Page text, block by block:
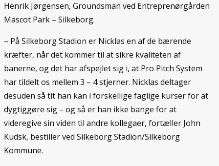
Henrik Jørgensen, Groundsman ved Entreprenørgården
Mascot Park – Silkeborg.
– På Silkeborg Stadion er Nicklas en af de bærende
kræfter, når det kommer til at sikre kvaliteten af
banerne, og det har afspejlet sig i, at Pro Pitch System
har tildelt os mellem 3 – 4 stjerner. Nicklas deltager
desuden så tit han kan i forskellige faglige kurser for at
dygtiggøre sig – og så er han ikke bange for at
videregive sin viden til andre kollegaer, fortæller John
Kudsk, bestiller ved Silkeborg Stadion/Silkeborg
Kommune.